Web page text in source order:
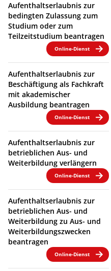
Aufenthaltserlaubnis zur
bedingten Zulassung zum
Studium oder zum
Teilzeitstudium beantragen
Online-Dienst
Aufenthaltserlaubnis zur
Beschäftigung als Fachkraft
mit akademischer
Ausbildung beantragen
Online-Dienst
Aufenthaltserlaubnis zur
betrieblichen Aus- und
Weiterbildung verlängern
Online-Dienst
Aufenthaltserlaubnis zur
betrieblichen Aus- und
Weiterbildung zu Aus- und
Weiterbildungszwecken
beantragen
Online-Dienst